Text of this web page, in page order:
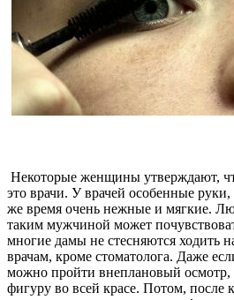
Некоторые женщины утверждают,
это врачи. У врачей особенные
же время очень нежные и мягкие.
таким мужчиной может
многие дамы не стесняются ходить
врачам, кроме стоматолога. Даже
можно пройти внеплановый осмотр,
фигуру во всей красе. Потом, после